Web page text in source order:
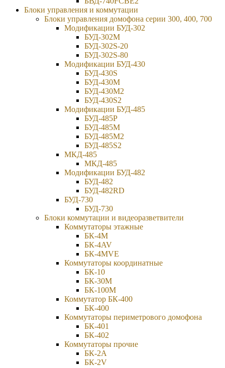
Блоки управления и коммутации
Блоки управления домофона серии 300, 400, 700
Модификации БУД-302
БУД-302М
БУД-302S-20
БУД-302S-80
Модификации БУД-430
БУД-430S
БУД-430M
БУД-430M2
БУД-430S2
Модификации БУД-485
БУД-485P
БУД-485М
БУД-485M2
БУД-485S2
МКД-485
МКД-485
Модификации БУД-482
БУД-482
БУД-482RD
БУД-730
БУД-730
Блоки коммутации и видеоразветвители
Коммутаторы этажные
БК-4М
БК-4AV
БК-4МVE
Коммутаторы координатные
БК-10
БК-30М
БК-100М
Коммутатор БК-400
БК-400
Коммутаторы периметрового домофона
БК-401
БК-402
Коммутаторы прочие
БК-2А
БК-2V